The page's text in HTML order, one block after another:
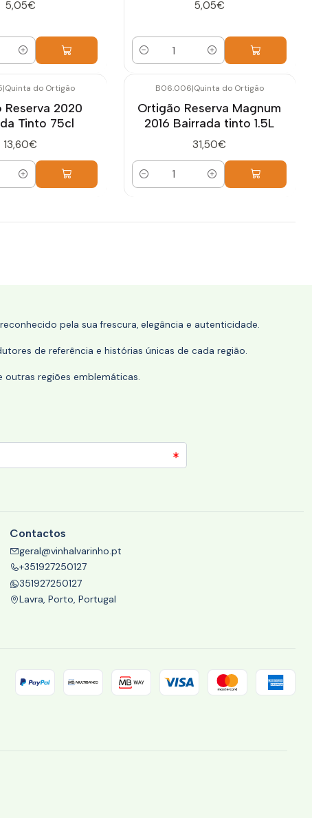
5,05€ 5,05€
Quantidade
|Quinta do Ortigão
Reserva 2020
Tinto 75cl
13,60€
B06.006|Quinta do Ortigão
Ortigão Reserva Magnum
2016 Bairrada tinto 1.5L
31,50€
Quantidade
pela sua frescura, elegância e autenticidade.
de referência e histórias únicas de cada região.
outras regiões emblemáticas.
Contactos
geral@vinhalvarinho.pt
+351927250127
351927250127
Lavra, Porto, Portugal